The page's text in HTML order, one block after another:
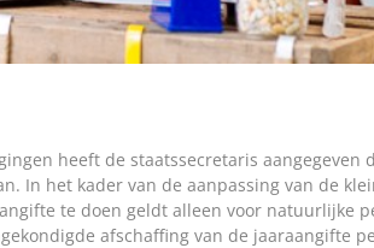
heeft de staatssecretaris aangegeven
In het kader van de aanpassing van de
te doen geldt alleen voor natuurlijke
afschaffing van de jaaraangifte